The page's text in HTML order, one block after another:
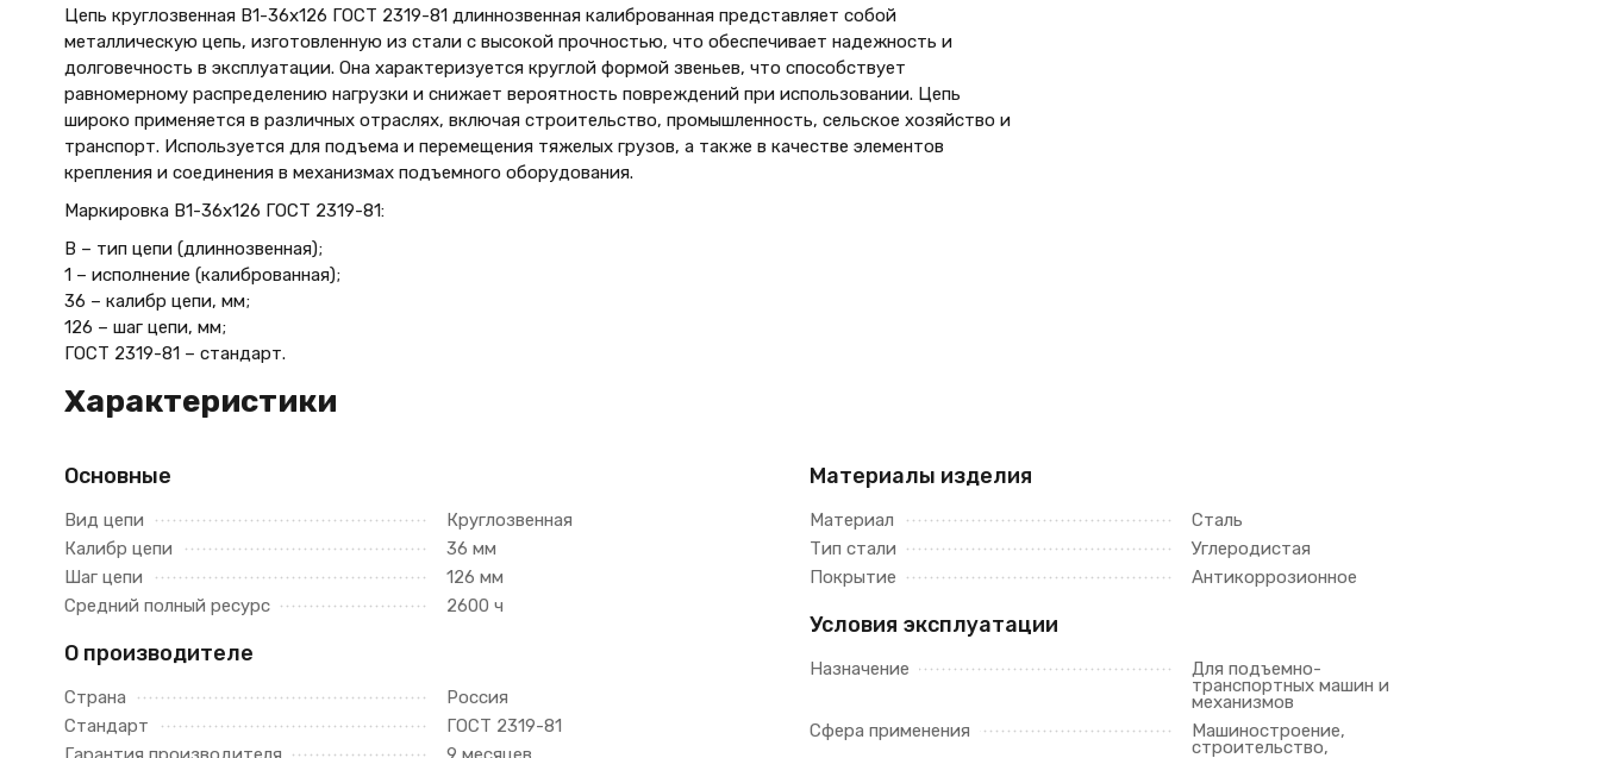
Цепь круглозвенная B1-36х126 ГОСТ 2319-81 длиннозвенная калиброванная представляет собой
металлическую цепь, изготовленную из стали с высокой прочностью, что обеспечивает надежность и
долговечность в эксплуатации. Она характеризуется круглой формой звеньев, что способствует
равномерному распределению нагрузки и снижает вероятность повреждений при использовании. Цепь
широко применяется в различных отраслях, включая строительство, промышленность, сельское хозяйство и
транспорт. Используется для подъема и перемещения тяжелых грузов, а также в качестве элементов
крепления и соединения в механизмах подъемного оборудования.
Маркировка B1-36х126 ГОСТ 2319-81:
В – тип цепи (длиннозвенная);
1 – исполнение (калиброванная);
36 – калибр цепи, мм;
126 – шаг цепи, мм;
ГОСТ 2319-81 – стандарт.
Характеристики
Основные
Вид цепи
Круглозвенная
Калибр цепи
36 мм
Шаг цепи
126 мм
Средний полный ресурс
2600 ч
О производителе
Страна
Россия
Стандарт
ГОСТ 2319-81
Материалы изделия
Материал
Сталь
Тип стали
Углеродистая
Покрытие
Антикоррозионное
Условия эксплуатации
Назначение Для подъемно-
транспортных машин и
механизмов
Сфера применения
Машиностроение,
строительство,